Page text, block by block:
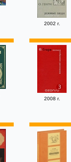
2002 г.
2008 г.